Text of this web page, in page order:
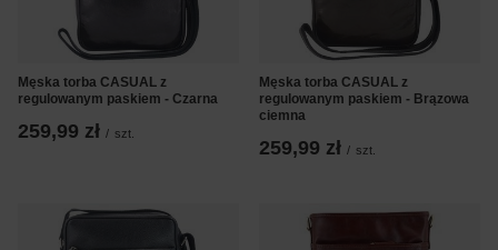
Męska torba CASUAL z
regulowanym paskiem - Czarna
259,99 zł / szt.
Męska torba CASUAL z
regulowanym paskiem - Brązowa
ciemna
259,99 zł / szt.